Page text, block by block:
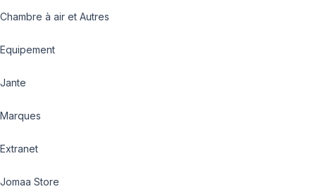
Chambre à air et Autres
Equipement
Jante
Marques
Extranet
Jomaa Store